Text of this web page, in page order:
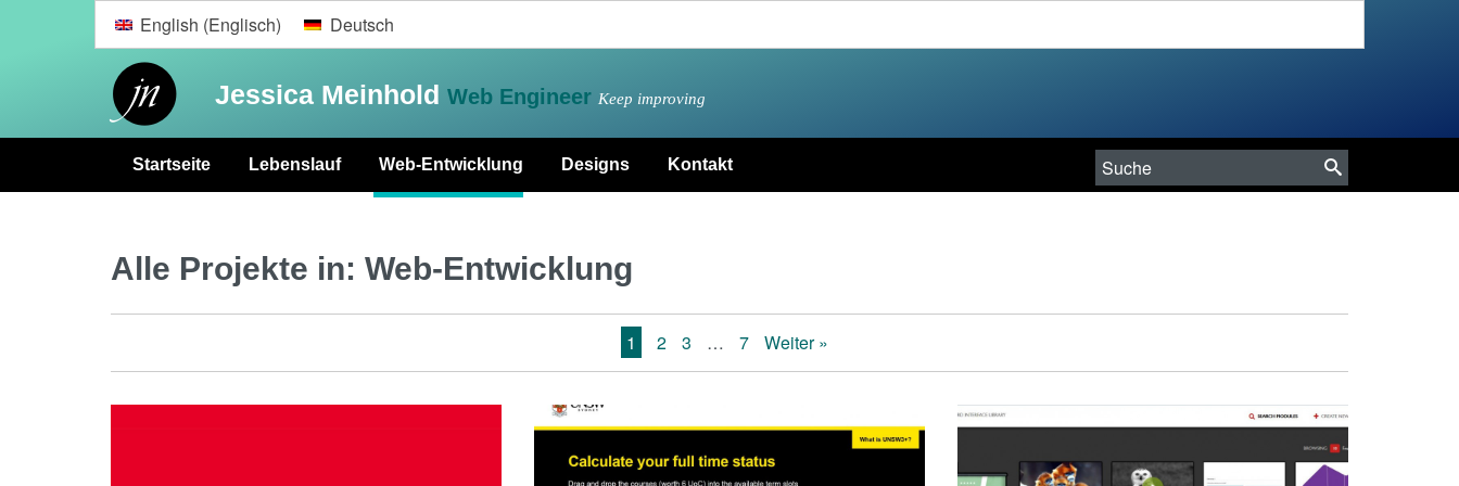
English (Englisch) Deutsch
Jessica Meinhold Web Engineer Keep improving
Startseite Lebenslauf Web-Entwicklung Designs Kontakt
Suche
Alle Projekte in: Web-Entwicklung
1 2 3 … 7 Weiter »